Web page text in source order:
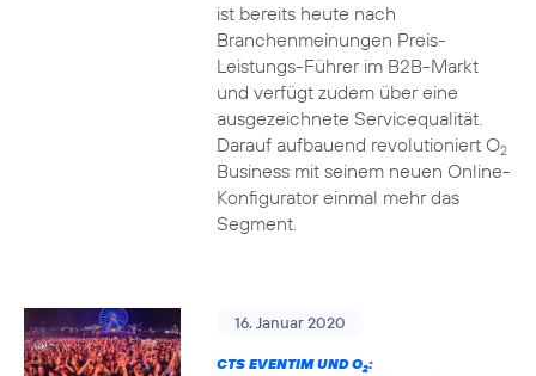
ist bereits heute nach
Branchenmeinungen Preis-
Leistungs-Führer im B2B-Markt
und verfügt zudem über eine
ausgezeichnete Servicequalität.
Darauf aufbauend revolutioniert O2
Business mit seinem neuen Online-
Konfigurator einmal mehr das
Segment.
16. Januar 2020
CTS EVENTIM UND O2: